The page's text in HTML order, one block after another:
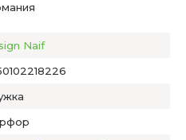
Naif